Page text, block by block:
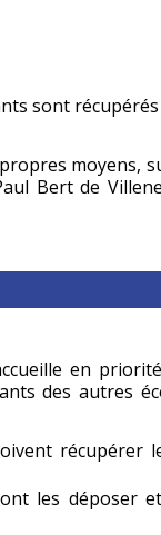
sont
moyens,
Bert de
en
des autres
récupérer
les déposer